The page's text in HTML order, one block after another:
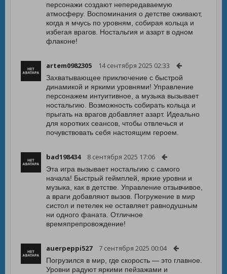
персонажи создают непередаваемую
атмосферу. Воспоминания о детстве оживают,
когда я мчусь по уровням, собирая кольца и
избегая врагов. Ностальгия и азарт в одном
флаконе!
artem0982305 14 сентября 2025 02:33
Захватывающее приключение с быстрой
динамикой и яркими уровнями! Управление
персонажем интуитивное, а музыка вызывает
ностальгию. Возможность собирать кольца и
прыгать на врагов добавляет азарт. Идеально
для коротких сеансов, чтобы отвлечься и
почувствовать себя настоящим героем.
bad198434 8 сентября 2025 17:06
Эта игра вызывает ностальгию с самого
начала! Быстрый геймплей, яркие уровни и
музыка, как в детстве. Управление отзывчивое,
а враги добавляют вызов. Погружение в мир
систол и петелек не оставляет равнодушным
ни одного фаната. Отличное
времяпрепровождение!
auerpeppi527 7 сентября 2025 00:04
Погрузился в мир, где скорость — это главное.
Уровни радуют яркими пейзажами и